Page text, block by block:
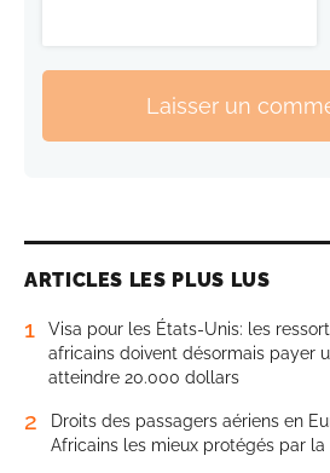
Laisser un
ARTICLES LES PLUS LUS
1
Visa pour les États-Unis: les
africains doivent désormais payer
atteindre 20.000 dollars
2
Droits des passagers aériens en
Africains les mieux protégés par